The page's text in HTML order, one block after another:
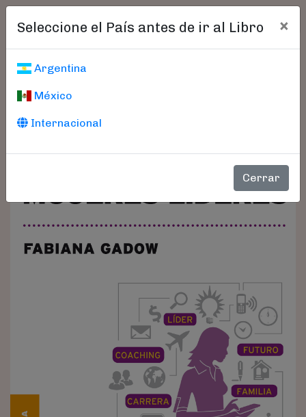
Seleccione el País antes de ir al Libro ×
Argentina
México
Internacional
Cerrar